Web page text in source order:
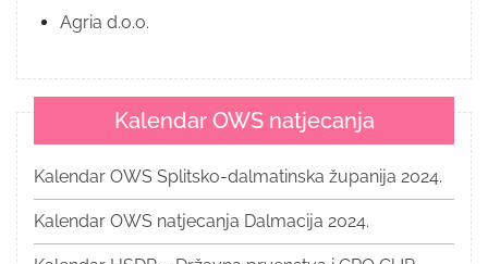
Agria d.o.o.
Kalendar OWS natjecanja
Kalendar OWS Splitsko-dalmatinska županija 2024.
Kalendar OWS natjecanja Dalmacija 2024.